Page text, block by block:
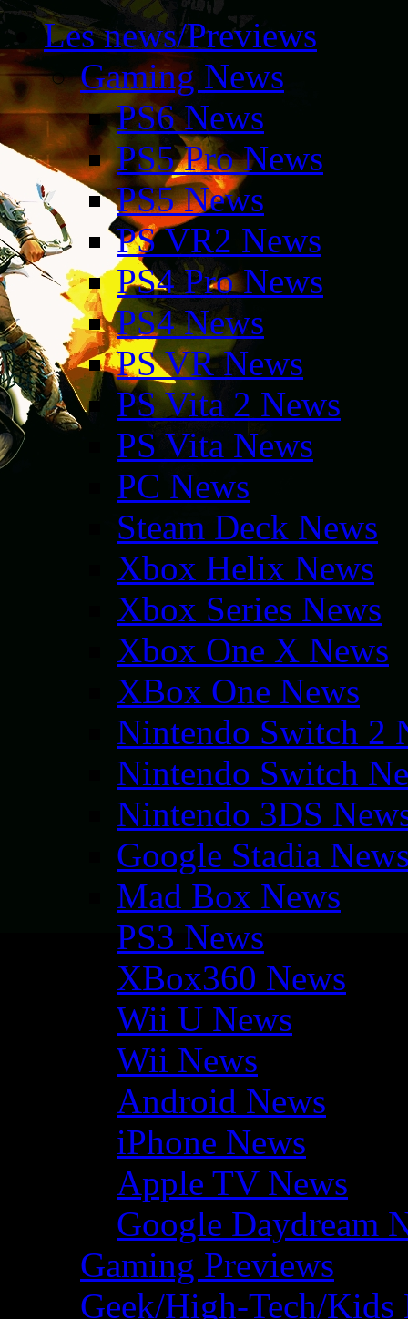
Les news/Previews
Gaming News
PS6 News
PS5 Pro News
PS5 News
PS VR2 News
PS4 Pro News
PS4 News
PS VR News
PS Vita 2 News
PS Vita News
PC News
Steam Deck News
Xbox Helix News
Xbox Series News
Xbox One X News
XBox One News
Nintendo Switch 2
Nintendo Switch
Nintendo 3DS
Google Stadia
Mad Box News
PS3 News
XBox360 News
Wii U News
Wii News
Android News
iPhone News
Apple TV News
Google Daydream
Gaming Previews
Geek/High-Tech/Kids